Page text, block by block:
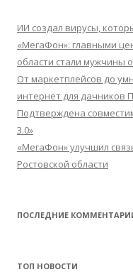
ИИ создал вирусы,
«МегаФон»: главными
области стали мужчины
От маркетплейсов до
интернет для дачников
Подтверждена
3.0»
«МегаФон» улучшил
Ростовской области
ПОСЛЕДНИЕ
ТОП НОВОСТИ